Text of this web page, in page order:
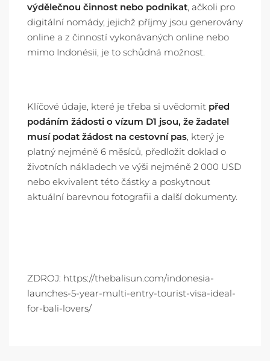
výdělečnou činnost nebo podnikat, ačkoli pro
digitální nomády, jejichž příjmy jsou generovány
online a z činností vykonávaných online nebo
mimo Indonésii, je to schůdná možnost.
Klíčové údaje, které je třeba si uvědomit před
podáním žádosti o vízum D1 jsou, že žadatel
musí podat žádost na cestovní pas, který je
platný nejméně 6 měsíců, předložit doklad o
životních nákladech ve výši nejméně 2 000 USD
nebo ekvivalent této částky a poskytnout
aktuální barevnou fotografii a další dokumenty.
ZDROJ: https://thebalisun.com/indonesia-
launches-5-year-multi-entry-tourist-visa-ideal-
for-bali-lovers/